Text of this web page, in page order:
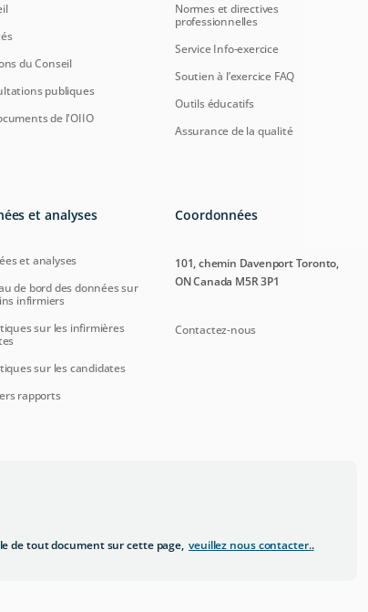
du Conseil
publiques
de l'OIIO
Normes et directives
professionnelles
Service Info-exercice
Soutien à l’exercice FAQ
Outils éducatifs
Assurance de la qualité
et analyses
et analyses
de bord des données sur
infirmiers
sur les infirmières
sur les candidates
rapports
Coordonnées
101, chemin Davenport Toronto,
ON Canada M5R 3P1
Contactez-nous
de tout document sur cette page, veuillez nous contacter..